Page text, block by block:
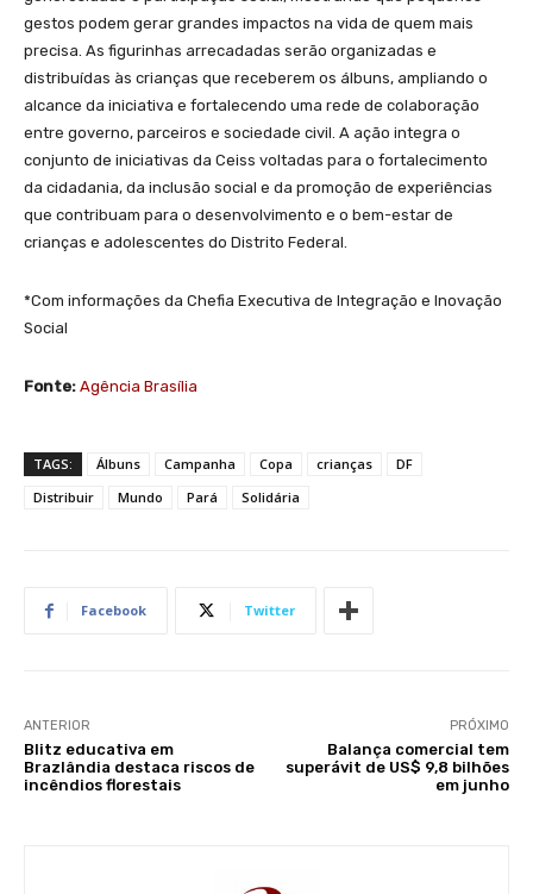
gestos podem gerar grandes impactos na vida de quem mais
precisa. As figurinhas arrecadadas serão organizadas e
distribuídas às crianças que receberem os álbuns, ampliando o
alcance da iniciativa e fortalecendo uma rede de colaboração
entre governo, parceiros e sociedade civil. A ação integra o
conjunto de iniciativas da Ceiss voltadas para o fortalecimento
da cidadania, da inclusão social e da promoção de experiências
que contribuam para o desenvolvimento e o bem-estar de
crianças e adolescentes do Distrito Federal.
*Com informações da Chefia Executiva de Integração e Inovação
Social
Fonte: Agência Brasília
TAGS: Álbuns Campanha Copa crianças
DF
Distribuir
Mundo Pará Solidária
Facebook Twitter
ANTERIOR
Blitz educativa em
Brazlândia destaca riscos de
incêndios florestais
PRÓXIMO
Balança comercial tem
superávit de US$ 9,8 bilhões
em junho